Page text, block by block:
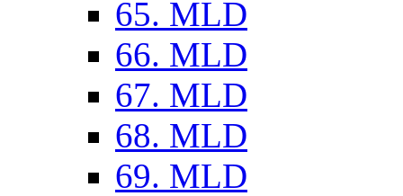
65. MLD
66. MLD
67. MLD
68. MLD
69. MLD